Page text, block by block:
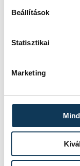
Beállítások
Statisztikai
Marketing
IDŐPONT
HELYSZÍN
EREDMÉNY